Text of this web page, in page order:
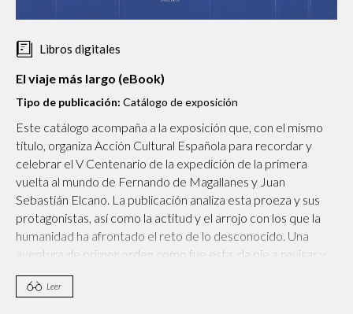
Libros digitales
El viaje más largo (eBook)
Tipo de publicación: Catálogo de exposición
Este catálogo acompaña a la exposición que, con el mismo
título, organiza Acción Cultural Española para recordar y
celebrar el V Centenario de la expedición de la primera
vuelta al mundo de Fernando de Magallanes y Juan
Sebastián Elcano. La publicación analiza esta proeza y sus
protagonistas, así como la actitud y el arrojo con los que la
humanidad ha afrontado el reto de lo desconocido. Una
aventura de primer orden como fue esta, da pie a revisar y
representar nuestro anhelo por el conocimiento. Esta visión
es la que nos ofrece “El Viaje más largo”.
Leer